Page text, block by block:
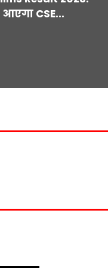
CSE...